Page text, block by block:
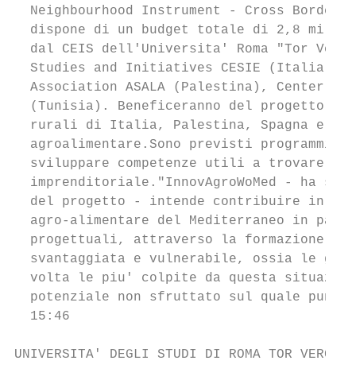
Neighbourhood Instrument - Cross Border
dispone di un budget totale di 2,8
dal CEIS dell'Universita' Roma "Tor
Studies and Initiatives CESIE (Italia),
Association ASALA (Palestina), Center
(Tunisia). Beneficeranno del progetto
rurali di Italia, Palestina, Spagna e
agroalimentare.Sono previsti programmi
sviluppare competenze utili a trovare
imprenditoriale."InnovAgroWoMed - ha
del progetto - intende contribuire in
agro-alimentare del Mediterraneo in
progettuali, attraverso la formazione
svantaggiata e vulnerabile, ossia le
volta le piu' colpite da questa
potenziale non sfruttato sul quale
  15:46
UNIVERSITA' DEGLI STUDI DI ROMA TOR